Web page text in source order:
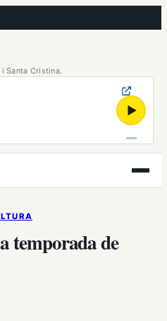
Santa Cristina.
▶
Obre
el
temporada de